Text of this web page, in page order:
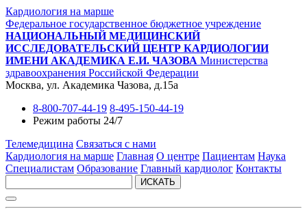
Кардиология на марше
Федеральное государственное бюджетное учреждение
НАЦИОНАЛЬНЫЙ МЕДИЦИНСКИЙ
ИССЛЕДОВАТЕЛЬСКИЙ ЦЕНТР КАРДИОЛОГИИ
ИМЕНИ АКАДЕМИКА Е.И. ЧАЗОВА Министерства
здравоохранения Российской Федерации
Москва, ул. Академика Чазова, д.15а
8-800-707-44-19 8-495-150-44-19
Режим работы 24/7
Телемедицина Связаться с нами
Кардиология на марше Главная О центре Пациентам Наука
Специалистам Образование Главный кардиолог Контакты
ИСКАТЬ